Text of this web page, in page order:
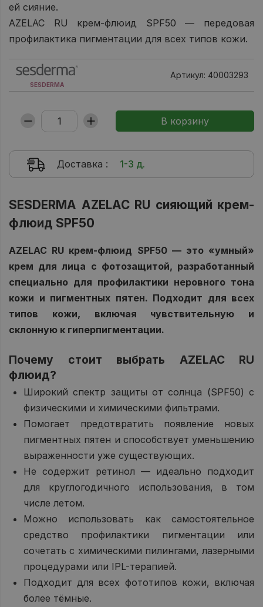
ей сияние.
AZELAC RU крем-флюид SPF50 — передовая
профилактика пигментации для всех типов кожи.
SESDERMA
Артикул: 40003293
Доставка : 1-3 д.
SESDERMA AZELAC RU сияющий крем-
флюид SPF50
AZELAC RU крем-флюид SPF50 — это «умный»
крем для лица с фотозащитой, разработанный
специально для профилактики неровного тона
кожи и пигментных пятен. Подходит для всех
типов кожи, включая чувствительную и
склонную к гиперпигментации.
Почему стоит выбрать AZELAC RU
флюид?
Широкий спектр защиты от солнца (SPF50) с
физическими и химическими фильтрами.
Помогает предотвратить появление новых
пигментных пятен и способствует уменьшению
выраженности уже существующих.
Не содержит ретинол — идеально подходит
для круглогодичного использования, в том
числе летом.
Можно использовать как самостоятельное
средство профилактики пигментации или
сочетать с химическими пилингами, лазерными
процедурами или IPL-терапией.
Подходит для всех фототипов кожи, включая
более тёмные.